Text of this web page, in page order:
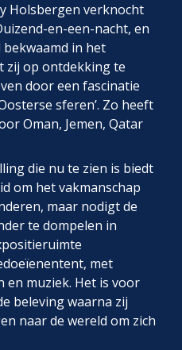
Holsbergen verknocht
en-een-nacht, en
in het
zij op ontdekking te
door een fascinatie
sferen’. Zo heeft
Oman, Jemen, Qatar
die nu te zien is biedt
om het vakmanschap
maar nodigt de
te dompelen in
met
en muziek. Het is voor
beleving waarna zij
naar de wereld om zich